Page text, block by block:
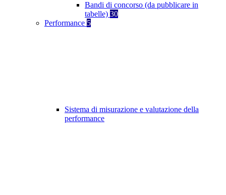
Bandi di concorso (da pubblicare in
tabelle) 30
Performance 5
Sistema di misurazione e valutazione della
performance